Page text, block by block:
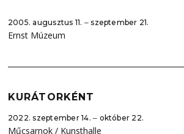
2005. augusztus 11. ‒ szeptember 21.
Ernst Múzeum
KURÁTORKÉNT
2022. szeptember 14. ‒ október 22.
Műcsarnok / Kunsthalle